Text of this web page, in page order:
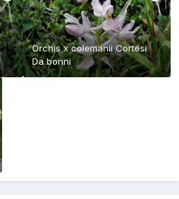
Orchis x colemanii Cortesi
Dabonni